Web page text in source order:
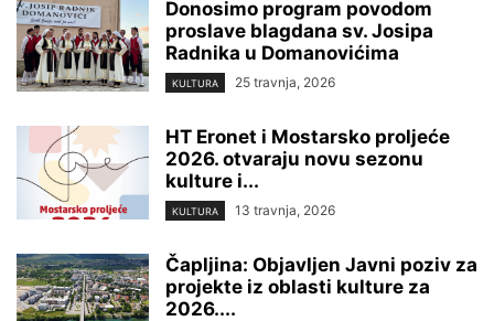
Donosimo program povodom
proslave blagdana sv. Josipa
Radnika u Domanovićima
KULTURA 25 travnja, 2026
HT Eronet i Mostarsko proljeće
2026. otvaraju novu sezonu
kulture i...
KULTURA 13 travnja, 2026
Čapljina: Objavljen Javni poziv za
projekte iz oblasti kulture za
2026....